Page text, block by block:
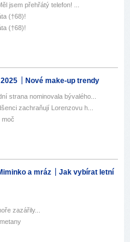
jsem přehřátý telefon! ...
(†68)!
(†68)!
Nové make-up trendy
strana nominovala bývalého...
zachraňují Lorenzovu h...
moč
a mráz
Jak vybírat letní
zazářily...